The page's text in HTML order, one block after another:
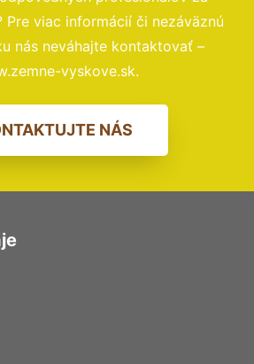
Pre viac informácií či nezáväznú
nás neváhajte kontaktovať –
vyskove.sk.
NÁS